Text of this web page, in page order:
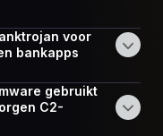
voor
bankapps
gebruikt
C2-